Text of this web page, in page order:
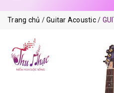
Trang chủ Guitar Acoustic